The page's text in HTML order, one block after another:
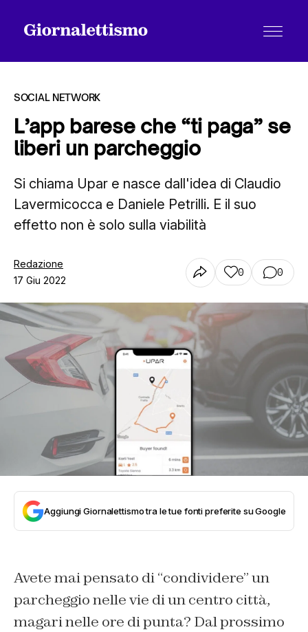
Tutti gli articoli
Chi siamo
Contatti
SOCIAL NETWORK
L’app barese che “ti paga” se
liberi un parcheggio
Si chiama Upar e nasce dall'idea di Claudio
Lavermicocca e Daniele Petrilli. E il suo
effetto non è solo sulla viabilità
Redazione
17 Giu 2022
0 0
Aggiungi Giornalettismo tra le tue fonti preferite su Google
Avete mai pensato di “condividere” un
parcheggio nelle vie di un centro città,
magari nelle ore di punta? Dal prossimo